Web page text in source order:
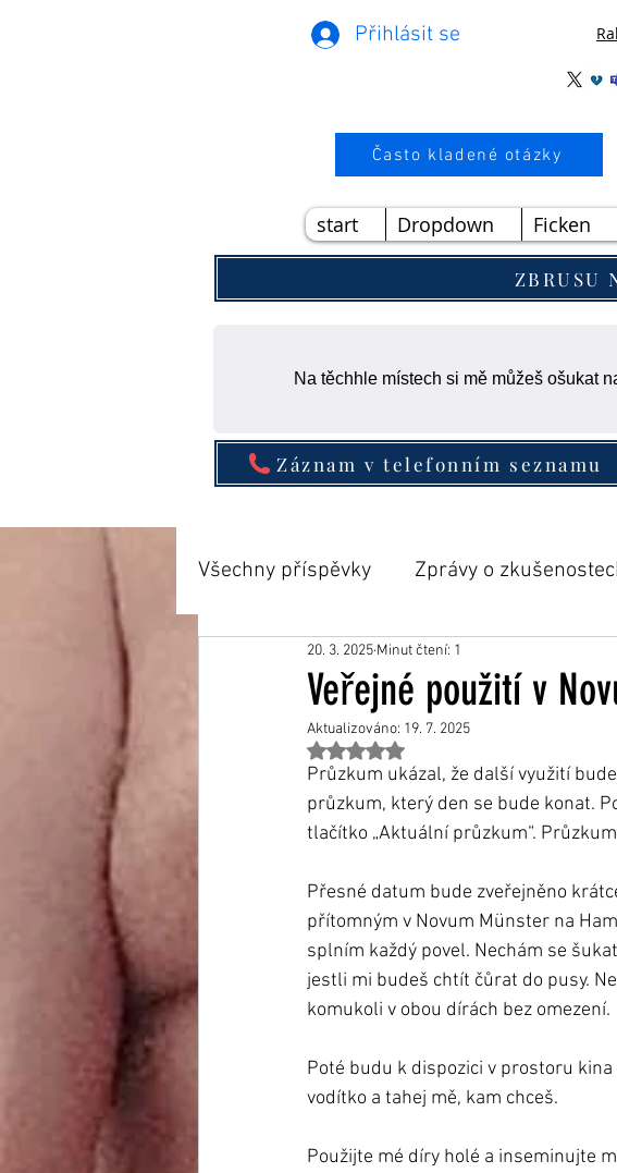
Přihlásit se
Často kladené otázky
start Dropdown Ficken
ZBRUSU
Na těchhle místech si mě můžeš ošukat
Záznam v telefonním seznamu
Všechny příspěvky Zprávy o
Minulé akce Příspěvky členů
Veřejné použití v
20. 3. 2025 Minut čtení: 1
Aktualizováno: 19. 7. 2025
Hodnoceno NaN z 5 hvězdiček.
Průzkum ukázal, že další využití
průzkum, který den se bude konat.
tlačítko „Aktuální průzkum“.
Přesné datum bude zveřejněno
přítomným v Novum Münster na
splním každý povel. Nechám se
jestli mi budeš chtít čůrat do pusy.
komukoli v obou dírách bez omezení.
Poté budu k dispozici v prostoru
vodítko a tahej mě, kam chceš.
Použijte mé díry holé a inseminujte